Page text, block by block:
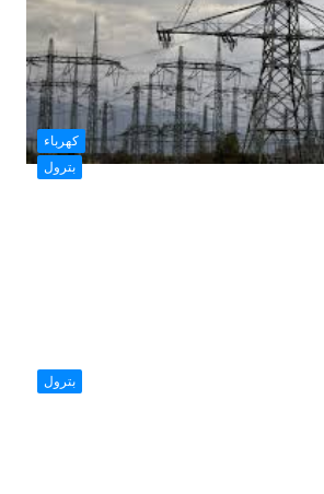
كهرباء
بترول
بترول